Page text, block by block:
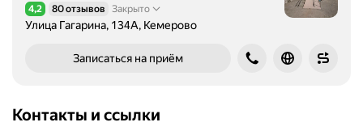
Рейтинг 4,2 из 5
4,2 80 отзывов Закрыто
Улица Гагарина, 134А, Кемерово
Записаться на приём
Контакты и ссылки